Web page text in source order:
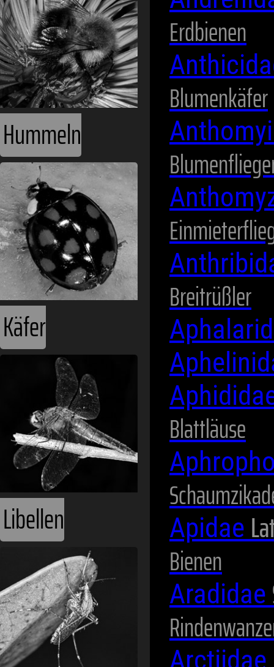
Käfer
Libellen
Mücken
Erdbienen
Blumenkäfer
Breitrüßler
Blattläuse
Apidae
Bienen
Aradidae
Arctiidae